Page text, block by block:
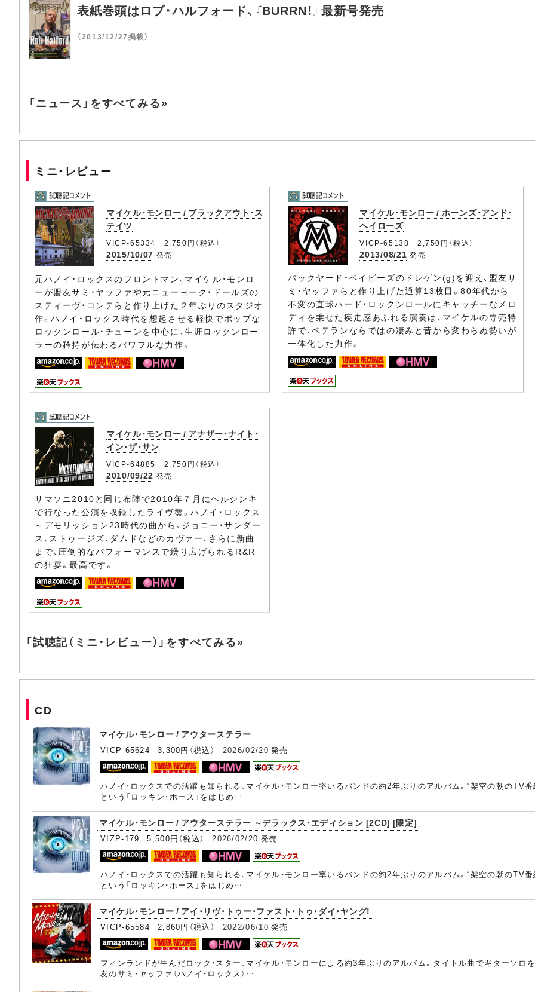
表紙巻頭はロブ・ハルフォード、『BURRN！』最新号発売
（2013/12/27掲載）
「ニュース」をすべてみる»
ミニ・レビュー
マイケル・モンロー / ブラックアウト・ス
テイツ
VICP-65334 2,750円（税込）
2015/10/07 発売
元ハノイ・ロックスのフロントマン、マイケル・モンロ
ーが盟友サミ・ヤッファや元ニューヨーク・ドールズの
スティーヴ・コンテらと作り上げた２年ぶりのスタジオ
作。ハノイ・ロックス時代を想起させる軽快でポップな
ロックンロール・チューンを中心に、生涯ロックンロー
ラーの矜持が伝わるバワフルな力作。
マイケル・モンロー / ホーンズ・アンド・
ヘイローズ
VICP-65138 2,750円（税込）
2013/08/21 発売
バックヤード・ベイビーズのドレゲン(g)を迎え、盟友サ
ミ・ヤッファらと作り上げた通算13枚目。80年代から
不変の直球ハード・ロックンロールにキャッチーなメロ
ディを乗せた疾走感あふれる演奏は、マイケルの専売特
許で、ベテランならではの凄みと昔から変わらぬ勢いが
一体化した力作。
マイケル・モンロー / アナザー・ナイト・
イン・ザ・サン
VICP-64885 2,750円（税込）
2010/09/22 発売
サマソニ2010と同じ布陣で2010年７月にヘルシンキ
で行なった公演を収録したライヴ盤。ハノイ・ロックス
～デモリッション23時代の曲から、ジョニー・サンダー
ス、ストゥージズ、ダムドなどのカヴァー、さらに新曲
まで、圧倒的なパフォーマンスで繰り広げられるR&R
の狂宴。最高です。
「試聴記（ミニ・レビュー）」をすべてみる»
CD
マイケル・モンロー / アウターステラー
VICP-65624 3,300円（税込） 2026/02/20 発売
ハノイ・ロックスでの活躍も知られる、マイケル・モンロー率いるバンドの約2年ぶりのアルバム。“架空の朝のTV
という「ロッキン・ホース」をはじめ…
マイケル・モンロー / アウターステラー ～デラックス・エディション [2CD] [限定]
VIZP-179 5,500円（税込）2026/02/20 発売
ハノイ・ロックスでの活躍も知られる、マイケル・モンロー率いるバンドの約2年ぶりのアルバム。“架空の朝のTV
という「ロッキン・ホース」をはじめ…
マイケル・モンロー / アイ・リヴ・トゥー・ファスト・トゥ・ダイ・ヤング!
VICP-65584 2,860円（税込） 2022/06/10 発売
フィンランドが生んだロック・スター、マイケル・モンローによる約3年ぶりのアルバム。タイトル曲でギターソロ
友のサミ・ヤッファ（ハノイ・ロックス）…